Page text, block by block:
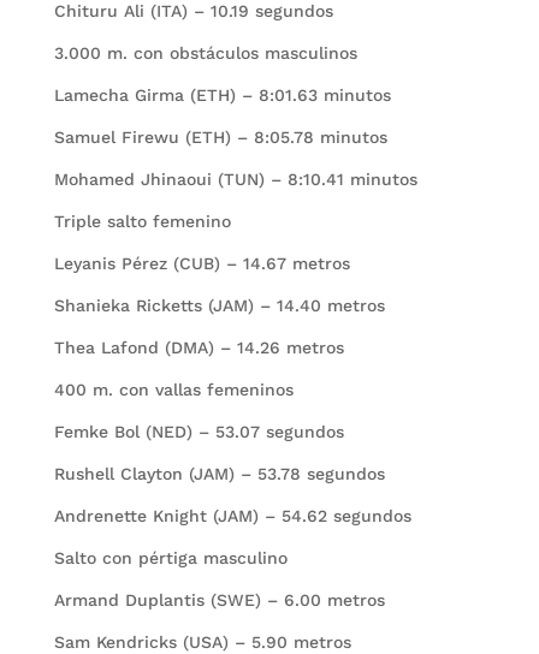
Chituru Ali (ITA) – 10.19 segundos
3.000 m. con obstáculos masculinos
Lamecha Girma (ETH) – 8:01.63 minutos
Samuel Firewu (ETH) – 8:05.78 minutos
Mohamed Jhinaoui (TUN) – 8:10.41 minutos
Triple salto femenino
Leyanis Pérez (CUB) – 14.67 metros
Shanieka Ricketts (JAM) – 14.40 metros
Thea Lafond (DMA) – 14.26 metros
400 m. con vallas femeninos
Femke Bol (NED) – 53.07 segundos
Rushell Clayton (JAM) – 53.78 segundos
Andrenette Knight (JAM) – 54.62 segundos
Salto con pértiga masculino
Armand Duplantis (SWE) – 6.00 metros
Sam Kendricks (USA) – 5.90 metros